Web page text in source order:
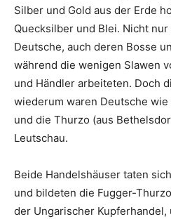
Silber und Gold aus der Erde
Quecksilber und Blei. Nicht
Deutsche, auch deren Bosse
während die wenigen Slawen
und Händler arbeiteten. Doch
wiederum waren Deutsche
und die Thurzo (aus
Leutschau.
Beide Handelshäuser taten
und bildeten die Fugger-
der Ungarischer